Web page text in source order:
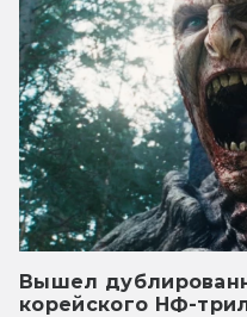
Вышел
корейского НФ-